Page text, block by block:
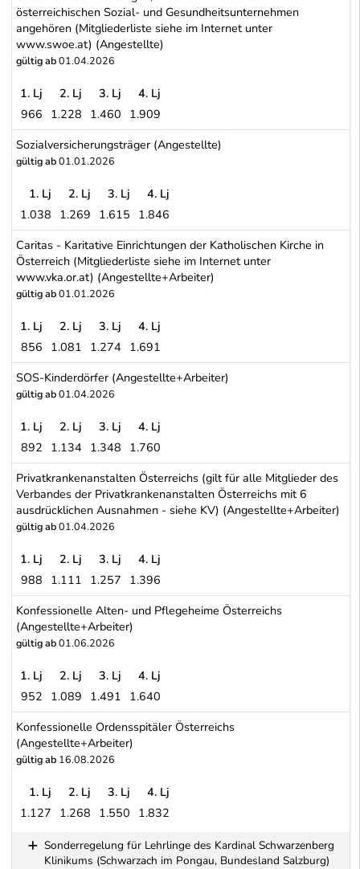
österreichischen Sozial- und Gesundheitsunternehmen
angehören (Mitgliederliste siehe im Internet unter
www.swoe.at) (Angestellte)
gültig ab01.04.2026
Sozialwirtschaft Österreich (SWÖ) - Sozial- und
1. Lj 2. Lj 3. Lj
4. Lj
966 1.228 1.460 1.909
Sozialversicherungsträger (Angestellte)
gültig ab01.01.2026
Sozialversicherungsträger (Angestellte)
1. Lj 2. Lj 3. Lj
4. Lj
1.038 1.269 1.615 1.846
Caritas - Karitative Einrichtungen der Katholischen Kirche in
Österreich (Mitgliederliste siehe im Internet unter
www.vka.or.at) (Angestellte+Arbeiter)
gültig ab01.01.2026
Caritas - Karitative Einrichtungen der Katholischen Kirche in
1. Lj 2. Lj 3. Lj
4. Lj
856 1.081 1.274 1.691
SOS-Kinderdörfer (Angestellte+Arbeiter)
gültig ab01.04.2026
SOS-Kinderdörfer (Angestellte+Arbeiter)
1. Lj 2. Lj 3. Lj
4. Lj
892 1.134 1.348 1.760
Privatkrankenanstalten Österreichs (gilt für alle Mitglieder des
Verbandes der Privatkrankenanstalten Österreichs mit 6
ausdrücklichen Ausnahmen - siehe KV) (Angestellte+Arbeiter)
gültig ab01.04.2026
Privatkrankenanstalten Österreichs (gilt für alle Mitglieder des
1. Lj 2. Lj 3. Lj
4. Lj
988 1.111 1.257 1.396
Konfessionelle Alten- und Pflegeheime Österreichs
(Angestellte+Arbeiter)
gültig ab01.06.2026
Konfessionelle Alten- und Pflegeheime Österreichs
1. Lj 2. Lj 3. Lj
4. Lj
952 1.089 1.491 1.640
Konfessionelle Ordensspitäler Österreichs
(Angestellte+Arbeiter)
gültig ab 16.08.2026
1. Lj 2. Lj 3. Lj
4. Lj
1.127 1.268 1.550 1.832
Sonderregelung für Lehrlinge des Kardinal Schwarzenberg
Klinikums (Schwarzach im Pongau, Bundesland Salzburg)